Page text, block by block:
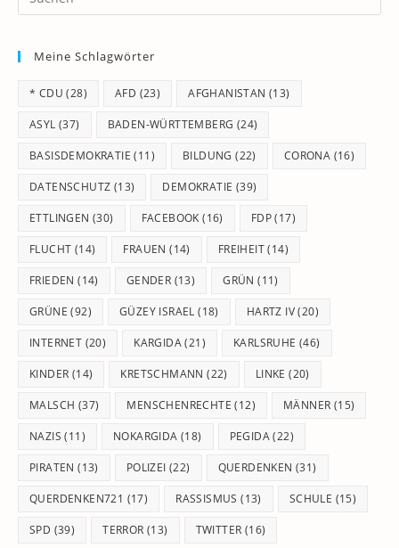
Meine Schlagwörter
* CDU (28) AFD (23) AFGHANISTAN (13)
ASYL (37) BADEN-WÜRTTEMBERG (24)
BASISDEMOKRATIE (11) BILDUNG (22) CORONA (16)
DATENSCHUTZ (13) DEMOKRATIE (39)
ETTLINGEN (30) FACEBOOK (16) FDP(17)
FLUCHT (14) FRAUEN (14) FREIHEIT(14)
FRIEDEN (14) GENDER (13) GRÜN (11)
GRÜNE (92) GÜZEY ISRAEL (18) HARTZ IV(20)
INTERNET (20) KARGIDA(21) KARLSRUHE (46)
KINDER (14) KRETSCHMANN (22) LINKE (20)
MALSCH (37) MENSCHENRECHTE (12) MÄNNER (15)
NAZIS (11) NOKARGIDA (18) PEGIDA(22)
PIRATEN (13) POLIZEI (22) QUERDENKEN (31)
QUERDENKEN721 (17) RASSISMUS (13) SCHULE (15)
SPD (39) TERROR (13) TWITTER (16)